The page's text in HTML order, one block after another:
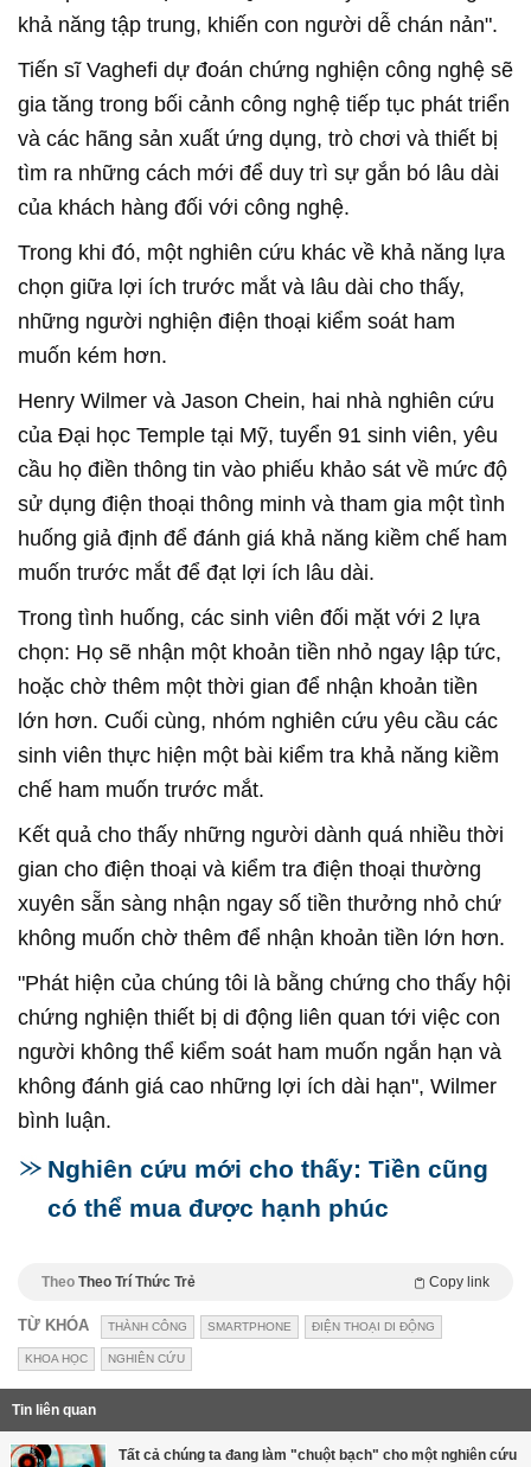
khả năng tập trung, khiến con người dễ chán nản".
Tiến sĩ Vaghefi dự đoán chứng nghiện công nghệ sẽ
gia tăng trong bối cảnh công nghệ tiếp tục phát triển
và các hãng sản xuất ứng dụng, trò chơi và thiết bị
tìm ra những cách mới để duy trì sự gắn bó lâu dài
của khách hàng đối với công nghệ.
Trong khi đó, một nghiên cứu khác về khả năng lựa
chọn giữa lợi ích trước mắt và lâu dài cho thấy,
những người nghiện điện thoại kiểm soát ham
muốn kém hơn.
Henry Wilmer và Jason Chein, hai nhà nghiên cứu
của Đại học Temple tại Mỹ, tuyển 91 sinh viên, yêu
cầu họ điền thông tin vào phiếu khảo sát về mức độ
sử dụng điện thoại thông minh và tham gia một tình
huống giả định để đánh giá khả năng kiềm chế ham
muốn trước mắt để đạt lợi ích lâu dài.
Trong tình huống, các sinh viên đối mặt với 2 lựa
chọn: Họ sẽ nhận một khoản tiền nhỏ ngay lập tức,
hoặc chờ thêm một thời gian để nhận khoản tiền
lớn hơn. Cuối cùng, nhóm nghiên cứu yêu cầu các
sinh viên thực hiện một bài kiểm tra khả năng kiềm
chế ham muốn trước mắt.
Kết quả cho thấy những người dành quá nhiều thời
gian cho điện thoại và kiểm tra điện thoại thường
xuyên sẵn sàng nhận ngay số tiền thưởng nhỏ chứ
không muốn chờ thêm để nhận khoản tiền lớn hơn.
"Phát hiện của chúng tôi là bằng chứng cho thấy hội
chứng nghiện thiết bị di động liên quan tới việc con
người không thể kiểm soát ham muốn ngắn hạn và
không đánh giá cao những lợi ích dài hạn", Wilmer
bình luận.
Nghiên cứu mới cho thấy: Tiền cũng
có thể mua được hạnh phúc
Theo Theo Trí Thức Trẻ Copy link
TỪ KHÓA THÀNH CÔNG SMARTPHONE ĐIỆN THOẠI DI ĐỘNG
KHOA HỌC NGHIÊN CỨU
Tin liên quan
Tất cả chúng ta đang làm "chuột bạch" cho một nghiên cứu